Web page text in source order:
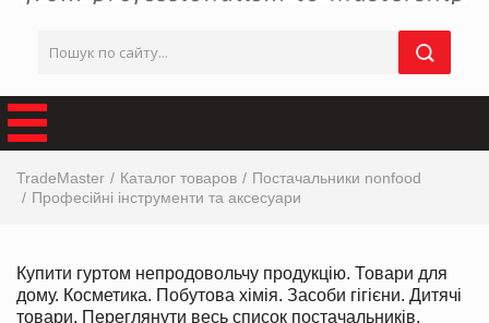
TradeMaster Каталог товаров
Постачальники nonfood
Професійні інструменти та аксесуари
Купити гуртом непродовольчу продукцію. Товари для
дому. Косметика. Побутова хімія. Засоби гігієни. Дитячі
товари. Переглянути весь список постачальників.